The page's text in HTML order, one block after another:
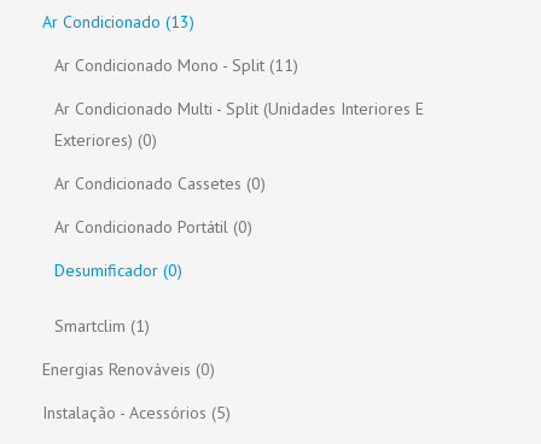
Ar Condicionado (13)
Ar Condicionado Mono - Split (11)
Ar Condicionado Multi - Split (unidades Interiores E
Exteriores) (0)
Ar Condicionado Cassetes (0)
Ar Condicionado Portátil (0)
Desumificador (0)
Smartclim (1)
Energias Renováveis (0)
Instalação - Acessórios (5)